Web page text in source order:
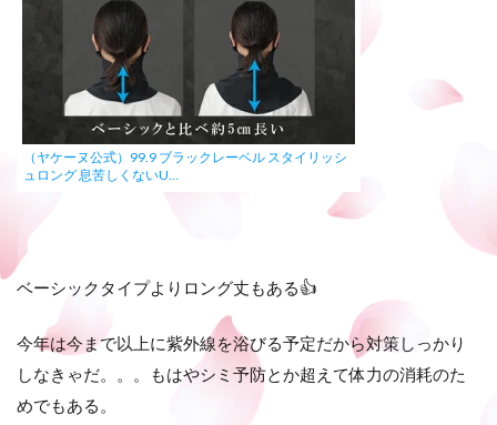
（ヤケーヌ公式）99.9 ブラックレーベル スタイリッシ
ュロング 息苦しくないU…
ベーシックタイプよりロング丈もある👍
今年は今まで以上に紫外線を浴びる予定だから対策しっかり
しなきゃだ。。。もはやシミ予防とか超えて体力の消耗のた
めでもある。